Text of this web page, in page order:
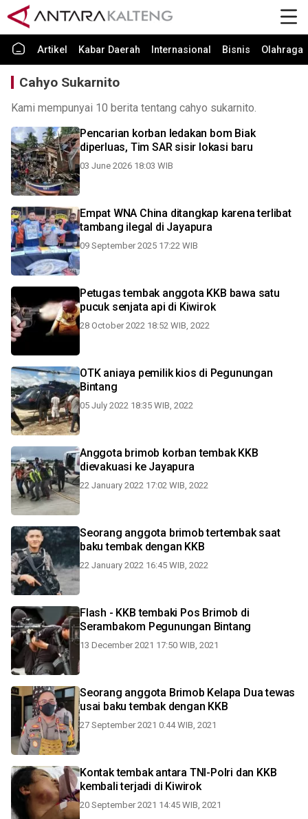
Artikel Kabar Daerah Internasional Bisnis Olahraga
Cahyo Sukarnito
Kami mempunyai 10 berita tentang cahyo sukarnito.
Pencarian korban ledakan bom Biak
diperluas, Tim SAR sisir lokasi baru
03 June 2026 18:03 WIB
Empat WNA China ditangkap karena terlibat
tambang ilegal di Jayapura
09 September 2025 17:22 WIB
Petugas tembak anggota KKB bawa satu
pucuk senjata api di Kiwirok
28 October 2022 18:52 WIB, 2022
OTK aniaya pemilik kios di Pegunungan
Bintang
05 July 2022 18:35 WIB, 2022
Anggota brimob korban tembak KKB
dievakuasi ke Jayapura
22 January 2022 17:02 WIB, 2022
Seorang anggota brimob tertembak saat
baku tembak dengan KKB
22 January 2022 16:45 WIB, 2022
Flash - KKB tembaki Pos Brimob di
Serambakom Pegunungan Bintang
13 December 2021 17:50 WIB, 2021
Seorang anggota Brimob Kelapa Dua tewas
usai baku tembak dengan KKB
27 September 2021 0:44 WIB, 2021
Kontak tembak antara TNI-Polri dan KKB
kembali terjadi di Kiwirok
20 September 2021 14:45 WIB, 2021